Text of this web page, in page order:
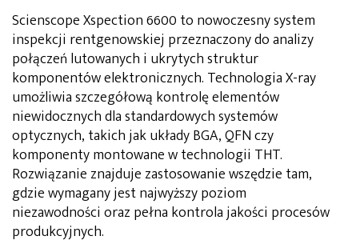
Scienscope Xspection 6600 to nowoczesny system
inspekcji rentgenowskiej przeznaczony do analizy
połączeń lutowanych i ukrytych struktur
komponentów elektronicznych. Technologia X-ray
umożliwia szczegółową kontrolę elementów
niewidocznych dla standardowych systemów
optycznych, takich jak układy BGA, QFN czy
komponenty montowane w technologii THT.
Rozwiązanie znajduje zastosowanie wszędzie tam,
gdzie wymagany jest najwyższy poziom
niezawodności oraz pełna kontrola jakości procesów
produkcyjnych.